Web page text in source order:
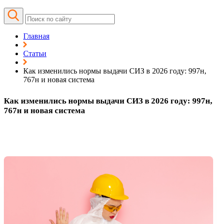
Главная
Статьи
Как изменились нормы выдачи СИЗ в 2026 году: 997н,
767н и новая система
Как изменились нормы выдачи СИЗ в 2026 году: 997н,
767н и новая система